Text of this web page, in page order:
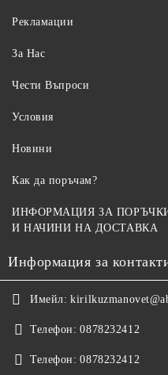
Рекламации
За Нас
Чести Въпроси
Условия
Новини
Как да поръчам?
ИНФОРМАЦИЯ ЗА
И НАЧИНИ НА ДОСТАВКА
Информация за
Имейл:
Телефон: 0878232412
Телефон: 0878232412